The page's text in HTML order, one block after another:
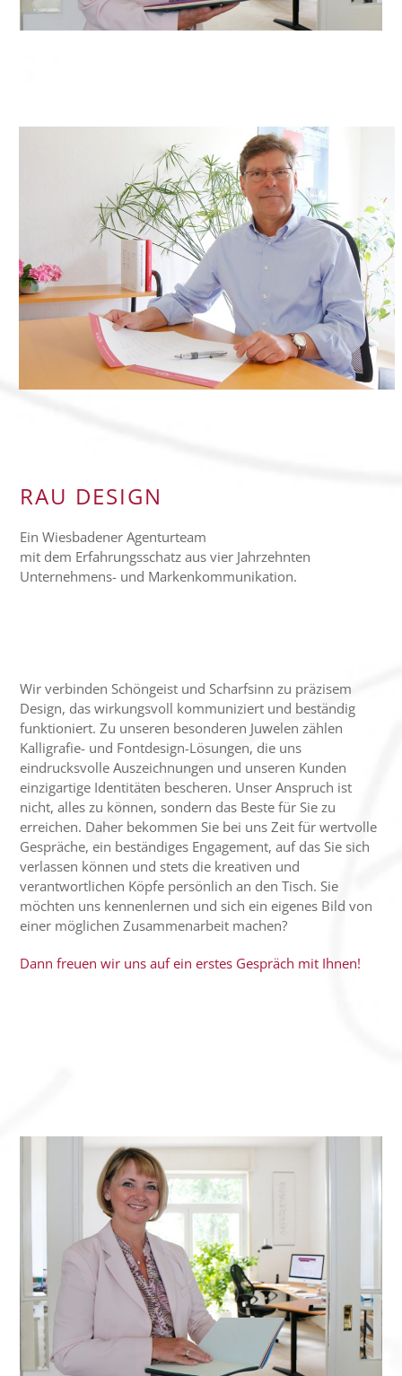
RAU DESIGN
Ein Wiesbadener Agenturteam
mit dem Erfahrungsschatz aus vier Jahrzehnten
Unternehmens- und Markenkommunikation.
Wir verbinden Schöngeist und Scharfsinn zu präzisem
Design, das wirkungsvoll kommuniziert und beständig
funktioniert. Zu unseren besonderen Juwelen zählen
Kalligrafie- und Fontdesign-Lösungen, die uns
eindrucksvolle Auszeichnungen und unseren Kunden
einzigartige Identitäten bescheren. Unser Anspruch ist
nicht, alles zu können, sondern das Beste für Sie zu
erreichen. Daher bekommen Sie bei uns Zeit für wertvolle
Gespräche, ein beständiges Engagement, auf das Sie sich
verlassen können und stets die kreativen und
verantwortlichen Köpfe persönlich an den Tisch. Sie
möchten uns kennenlernen und sich ein eigenes Bild von
einer möglichen Zusammenarbeit machen?
Dann freuen wir uns auf ein erstes Gespräch mit Ihnen!